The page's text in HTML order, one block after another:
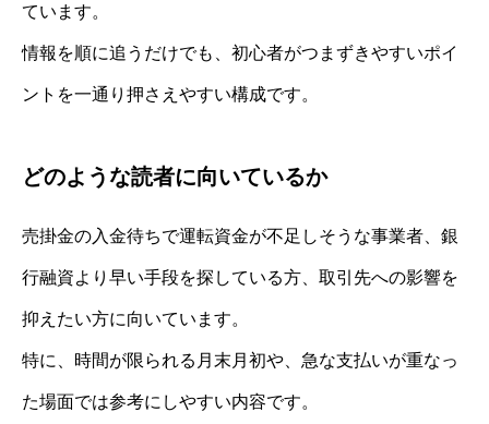
ています。
情報を順に追うだけでも、初心者がつまずきやすいポイ
ントを一通り押さえやすい構成です。
どのような読者に向いているか
売掛金の入金待ちで運転資金が不足しそうな事業者、銀
行融資より早い手段を探している方、取引先への影響を
抑えたい方に向いています。
特に、時間が限られる月末月初や、急な支払いが重なっ
た場面では参考にしやすい内容です。